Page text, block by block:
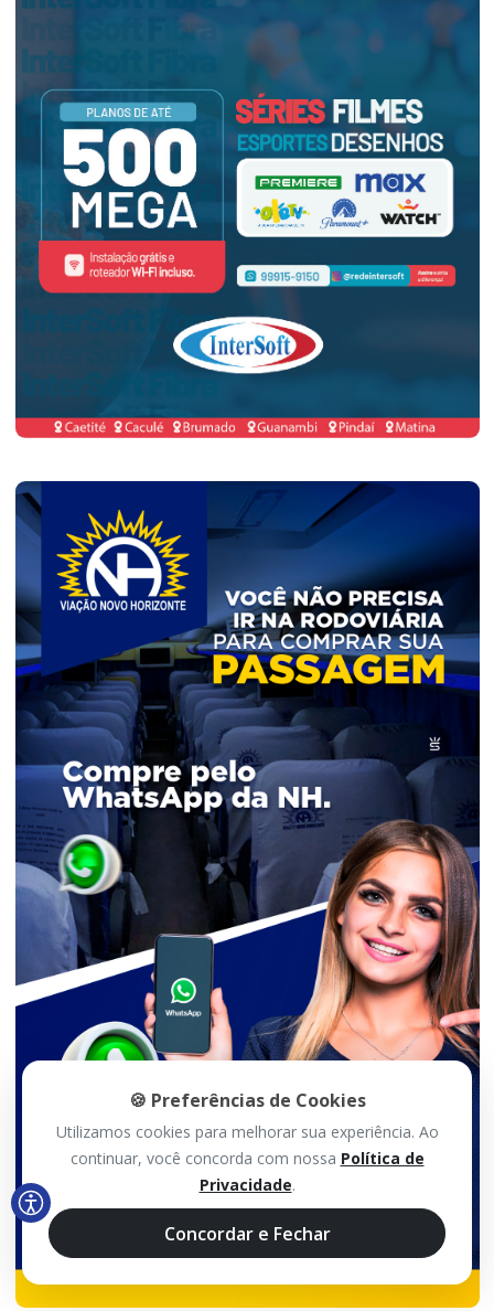
🍪 Preferências de Cookies
Utilizamos cookies para melhorar sua experiência. Ao
continuar, você concorda com nossa Política de
Privacidade.
Concordar e Fechar